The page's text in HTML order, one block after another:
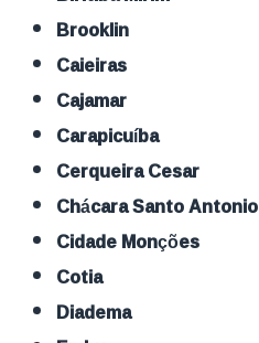
Brooklin
Caieiras
Cajamar
Carapicuíba
Cerqueira Cesar
Chácara Santo Antonio
Cidade Monções
Cotia
Diadema